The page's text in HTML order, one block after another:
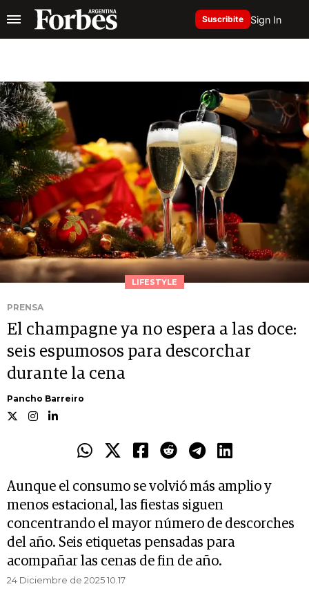
Suscribite Sign In
LIFESTYLE
PRENSA
El champagne ya no espera a las doce:
seis espumosos para descorchar
durante la cena
Pancho Barreiro
Aunque el consumo se volvió más amplio y
menos estacional, las fiestas siguen
concentrando el mayor número de descorches
del año. Seis etiquetas pensadas para
acompañar las cenas de fin de año.
24 Diciembre de 2025 10.17